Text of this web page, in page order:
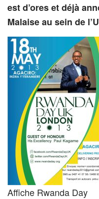
est d’ores et déjà
Malaise au sein de
Affiche Rwanda Day